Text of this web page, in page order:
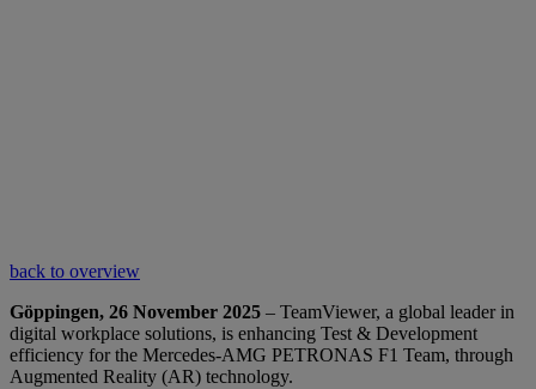
back to overview
Göppingen, 26 November 2025 – TeamViewer, a global leader in
digital workplace solutions, is enhancing Test & Development
efficiency for the Mercedes-AMG PETRONAS F1 Team, through
Augmented Reality (AR) technology.